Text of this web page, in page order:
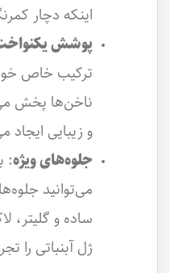
اینکه دچار
پوشش
ترکیب خاص
ناخن‌ها پخش
و زیبایی ایجاد
جلوه‌های ویژه:
می‌توانید
ساده و
ژل آبنباتی را